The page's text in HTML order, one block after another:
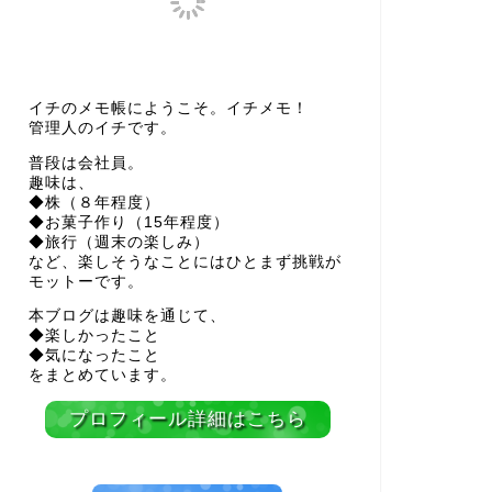
イチのメモ帳にようこそ。イチメモ！
管理人のイチです。
普段は会社員。
趣味は、
◆株（８年程度）
◆お菓子作り（15年程度）
◆旅行（週末の楽しみ）
など、楽しそうなことにはひとまず挑戦が
モットーです。
本ブログは趣味を通じて、
◆楽しかったこと
◆気になったこと
をまとめています。
プロフィール詳細はこちら